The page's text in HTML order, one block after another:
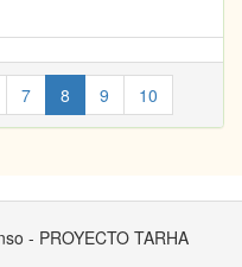
7 8 9
10
- PROYECTO TARHA